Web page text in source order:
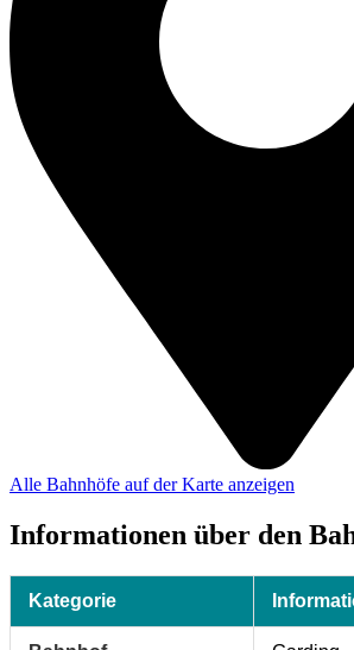
Alle Bahnhöfe auf der Karte anzeigen
Informationen über den
Kategorie